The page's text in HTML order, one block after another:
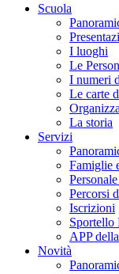
Scuola
I luoghi
Le
I numeri
Le carte
La storia
Servizi
Famiglie
Percorsi
Iscrizioni
Sportello
APP
Novità